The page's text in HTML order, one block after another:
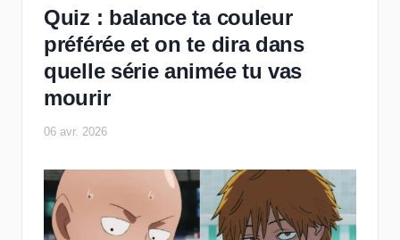
Quiz : balance ta couleur
préférée et on te dira dans
quelle série animée tu vas
mourir
06 avr. 2026